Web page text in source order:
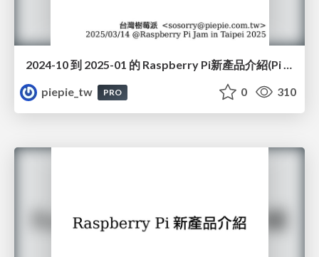
2024-10 到 2025-01 的 Raspberry Pi新產品介紹(Pi 5/16GB, Touch Display 2, Pi 500, Raspberry Pi Monitor, Pico 2W, USB 3 Hub, Raspberry Pi Carbon Removal Credit)(#JAM2025)
piepie_tw
PRO 0 310